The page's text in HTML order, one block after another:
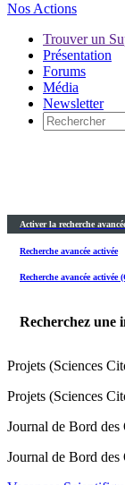
Nos Actions
Trouver un
Présentation
Forums
Média
Newsletter
Activer la recherche
Recherche avancée activée
Recherche avancée
Recherchez
Projets (Sciences
Projets (Sciences
Journal de Bord des
Journal de Bord des